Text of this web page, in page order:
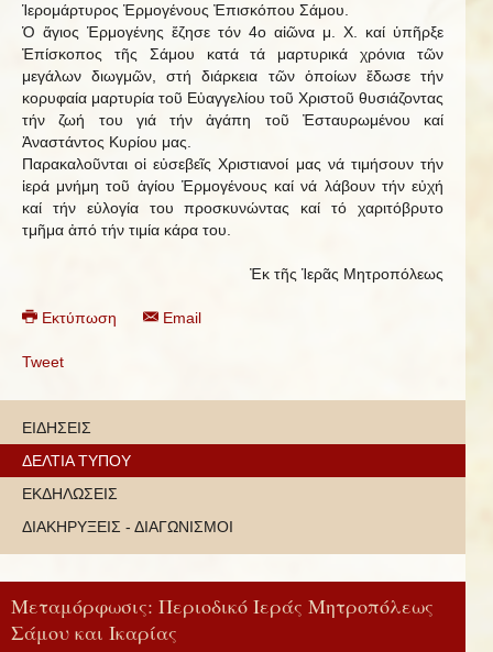
Ἱερομάρτυρος Ἑρμογένους Ἐπισκόπου Σάμου.
Ὁ ἅγιος Ἑρμογένης ἔζησε τόν 4ο αἰῶνα μ. Χ. καί ὑπῆρξε
Ἐπίσκοπος τῆς Σάμου κατά τά μαρτυρικά χρόνια τῶν
μεγάλων διωγμῶν, στή διάρκεια τῶν ὁποίων ἔδωσε τήν
κορυφαία μαρτυρία τοῦ Εὐαγγελίου τοῦ Χριστοῦ θυσιάζοντας
τήν ζωή του γιά τήν ἀγάπη τοῦ Ἐσταυρωμένου καί
Ἀναστάντος Κυρίου μας.
Παρακαλοῦνται οἱ εὐσεβεῖς Χριστιανοί μας νά τιμήσουν τήν
ἱερά μνήμη τοῦ ἁγίου Ἑρμογένους καί νά λάβουν τήν εὐχή
καί τήν εὐλογία του προσκυνώντας καί τό χαριτόβρυτο
τμῆμα ἀπό τήν τιμία κάρα του.
Ἐκ τῆς Ἱερᾶς Μητροπόλεως
Εκτύπωση Email
Tweet
ΕΙΔΗΣΕΙΣ
ΔΕΛΤΙΑ ΤΥΠΟΥ
ΕΚΔΗΛΩΣΕΙΣ
ΔΙΑΚΗΡΥΞΕΙΣ - ΔΙΑΓΩΝΙΣΜΟΙ
Μεταμόρφωσις: Περιοδικό Ιεράς Μητροπόλεως
Σάμου και Ικαρίας